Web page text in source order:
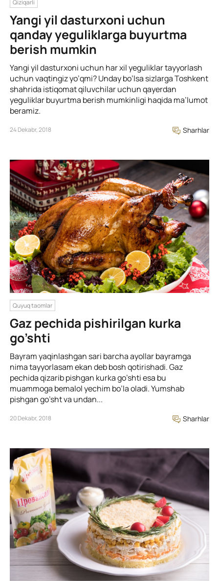
Qiziqarli
Yangi yil dasturxoni uchun
qanday yeguliklarga buyurtma
berish mumkin
Yangi yil dasturxoni uchun har xil yeguliklar tayyorlash
uchun vaqtingiz yo’qmi? Unday bo’lsa sizlarga Toshkent
shahrida istiqomat qiluvchilar uchun qayerdan
yeguliklar buyurtma berish mumkinligi haqida ma’lumot
beramiz.
24 Dekabr, 2018 Sharhlar
Quyuq taomlar
Gaz pechida pishirilgan kurka
go’shti
Bayram yaqinlashgan sari barcha ayollar bayramga
nima tayyorlasam ekan deb bosh qotirishadi. Gaz
pechida qizarib pishgan kurka go’shti esa bu
muammoga bemalol yechim bo’la oladi. Yumshab
pishgan go’sht va undan...
20 Dekabr, 2018 Sharhlar